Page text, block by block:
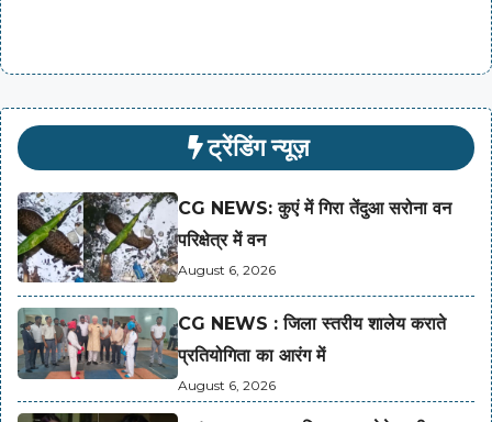
ट्रेंडिंग न्यूज़
CG NEWS: कुएं में गिरा तेंदुआ सरोना वन
परिक्षेत्र में वन
August 6, 2026
CG NEWS : जिला स्तरीय शालेय कराते
प्रतियोगिता का आरंग में
August 6, 2026